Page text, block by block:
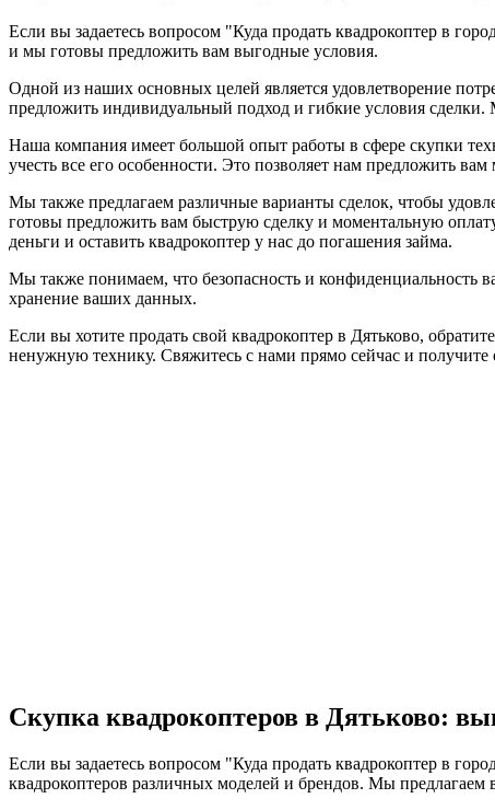
Если вы задаетесь вопросом "Куда продать квадрокоптер в
и мы готовы предложить вам выгодные условия.
Одной из наших основных целей является удовлетворение
предложить индивидуальный подход и гибкие условия
Наша компания имеет большой опыт работы в сфере скупки
учесть все его особенности. Это позволяет нам предложить
Мы также предлагаем различные варианты сделок, чтобы
готовы предложить вам быструю сделку и моментальную
деньги и оставить квадрокоптер у нас до погашения займа.
Мы также понимаем, что безопасность и конфиденциальность
хранение ваших данных.
Если вы хотите продать свой квадрокоптер в Дятьково,
ненужную технику. Свяжитесь с нами прямо сейчас и получите
Скупка квадрокоптеров в Дятьково:
Если вы задаетесь вопросом "Куда продать квадрокоптер в
квадрокоптеров различных моделей и брендов. Мы